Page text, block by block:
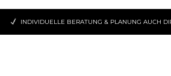
INDIVIDUELLE BERATUNG & PLANUNG AUCH